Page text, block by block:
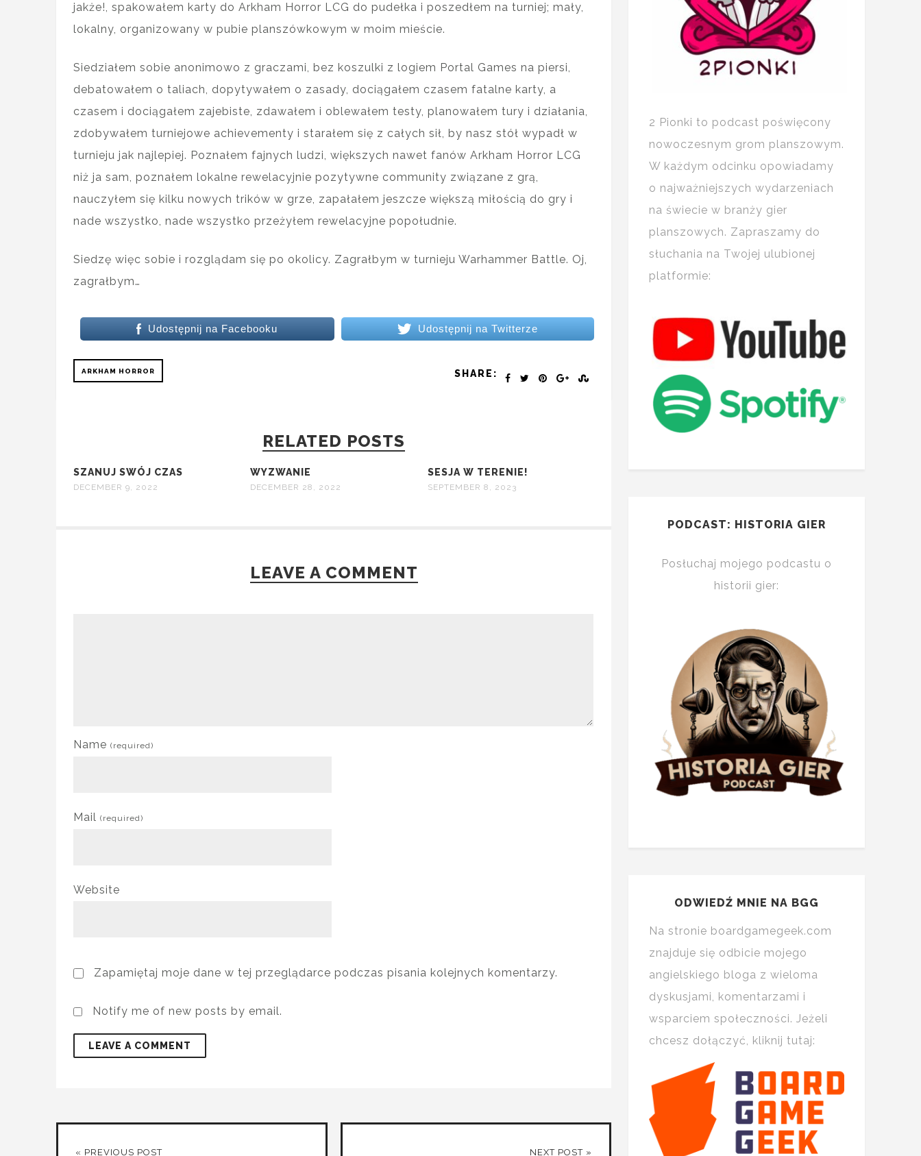
jakże!, spakowałem karty do Arkham Horror LCG do pudełka i poszedłem na turniej; mały,
lokalny, organizowany w pubie planszówkowym w moim mieście.
Siedziałem sobie anonimowo z graczami, bez koszulki z logiem Portal Games na piersi,
debatowałem o taliach, dopytywałem o zasady, dociągałem czasem fatalne karty, a
czasem i dociągałem zajebiste, zdawałem i oblewałem testy, planowałem tury i działania,
zdobywałem turniejowe achievementy i starałem się z całych sił, by nasz stół wypadł w
turnieju jak najlepiej. Poznałem fajnych ludzi, większych nawet fanów Arkham Horror LCG
niż ja sam, poznałem lokalne rewelacyjnie pozytywne community związane z grą,
nauczyłem się kilku nowych trików w grze, zapałałem jeszcze większą miłością do gry i
nade wszystko, nade wszystko przeżyłem rewelacyjne popołudnie.
Siedzę więc sobie i rozglądam się po okolicy. Zagrałbym w turnieju Warhammer Battle. Oj,
zagrałbym…
Udostępnij na Facebooku Udostępnij na Twitterze
ARKHAM HORROR SHARE:
RELATED POSTS
SZANUJ SWÓJ CZAS
DECEMBER 9, 2022
WYZWANIE
DECEMBER 28, 2022
SESJA W TERENIE!
SEPTEMBER 8, 2023
LEAVE A COMMENT
Name (required)
Mail (required)
Website
Zapamiętaj moje dane w tej przeglądarce podczas pisania kolejnych komentarzy.
Notify me of new posts by email.
« PREVIOUS POST NEXT POST »
2 Pionki to podcast poświęcony
nowoczesnym grom planszowym.
W każdym odcinku opowiadamy
o najważniejszych wydarzeniach
na świecie w branży gier
planszowych. Zapraszamy do
słuchania na Twojej ulubionej
platformie:
PODCAST: HISTORIA GIER
Posłuchaj mojego podcastu o
historii gier:
ODWIEDŹ MNIE NA BGG
Na stronie boardgamegeek.com
znajduje się odbicie mojego
angielskiego bloga z wieloma
dyskusjami, komentarzami i
wsparciem społeczności. Jeżeli
chcesz dołączyć, kliknij tutaj: